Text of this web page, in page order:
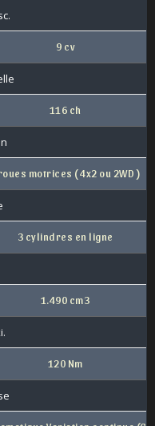
9 cv
116 ch
motrices ( 4x2 ou 2WD )
3 cylindres en ligne
1.490 cm3
120 Nm